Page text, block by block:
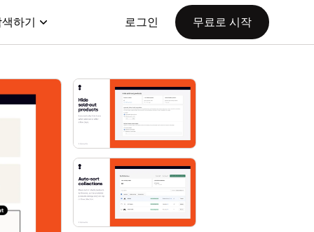
하기 로그인 무료로 시작